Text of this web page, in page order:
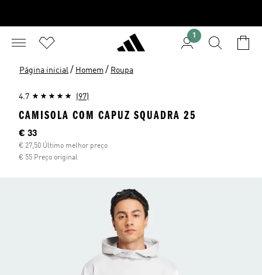
1
Página inicial / Homem / Roupa
4.7 (97)
CAMISOLA COM CAPUZ SQUADRA 25
Preço atual
€ 33
€ 27,50 Último melhor preço
€ 55 Preço original